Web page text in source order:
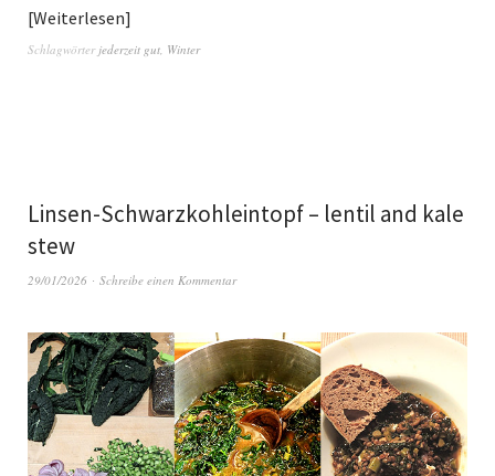
Weiterlesen
Schlagwörter jederzeit gut Winter
Linsen-Schwarzkohleintopf – lentil and kale
stew
29/01/2026 Schreibe einen Kommentar